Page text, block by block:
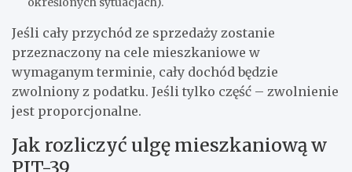
Jeśli cały przychód ze sprzedaży zostanie
przeznaczony na cele mieszkaniowe w
wymaganym terminie, cały dochód będzie
zwolniony z podatku. Jeśli tylko część – zwolnienie
jest proporcjonalne.
Jak rozliczyć ulgę mieszkaniową w